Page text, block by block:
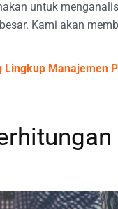
untuk
Kami akan
Lingkup Manajemen